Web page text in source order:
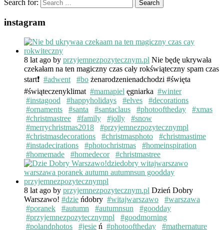
Search for:
instagram
8 lat ago by przyjemnezpozytecznym.pl Nie będę ukrywała
czekałam na ten magiczny czas cały rokświąteczny spam czas
start❗️ #adwent #bo żenarodzenienadchodzi #święta
#świąteczenyklimat #mamapiel ęgniarka #winter
#instagood
#happyholidays #elves
#decorations
#ornaments
#santa #santaclaus #photooftheday
#xmas
#christmastree
#family #jolly
#snow
#merrychristmas2018
#przyjemnezpozytecznympl
#christmasdecorations
#christmasphoto
#christmastime
#instadecirations
#photochristmas
#homeinspiration
#homemade
#homedecor #christmastree
8 lat ago by przyjemnezpozytecznym.pl Dzień Dobry
Warszawo! #dzie ńdobry #witajwarszawo
#warszawa
#poranek
#autumn #autumnsun
#goodday
#przyjemnezpozytecznympl
#goodmorning
#polandphotos
#jesie ń #photooftheday
#mathernature